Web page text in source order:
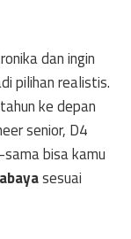
dan ingin
pilihan realistis.
ke depan
senior, D4
bisa kamu
sesuai